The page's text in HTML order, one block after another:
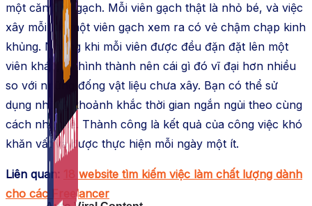
một căn nhà gạch. Mỗi viên gạch thật là nhỏ bé, và việc
xây mỗi lúc một viên gạch xem ra có vẻ chậm chạp kinh
khủng. Nhưng khi mỗi viên được đều đặn đặt lên một
viên khác, lại hình thành nên cái gì đó vĩ đại hơn nhiều
so với những đống vật liệu chưa xây. Bạn có thể sử
dụng những khoảnh khắc thời gian ngắn ngủi theo cùng
cách như thế. Thành công là kết quả của công việc khó
khăn vất vả được thực hiện mỗi ngày một ít.
Liên quan:
18 website tìm kiếm việc làm chất lượng dành
cho các Freelancer